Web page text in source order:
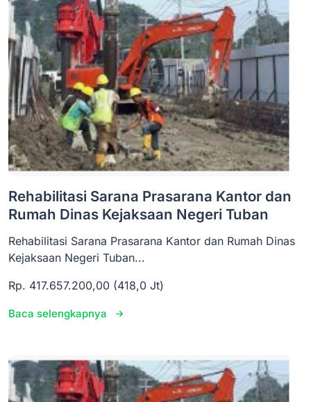
Rehabilitasi Sarana Prasarana Kantor dan
Rumah Dinas Kejaksaan Negeri Tuban
Rehabilitasi Sarana Prasarana Kantor dan Rumah Dinas
Kejaksaan Negeri Tuban...
Rp. 417.657.200,00 (418,0 Jt)
Baca selengkapnya